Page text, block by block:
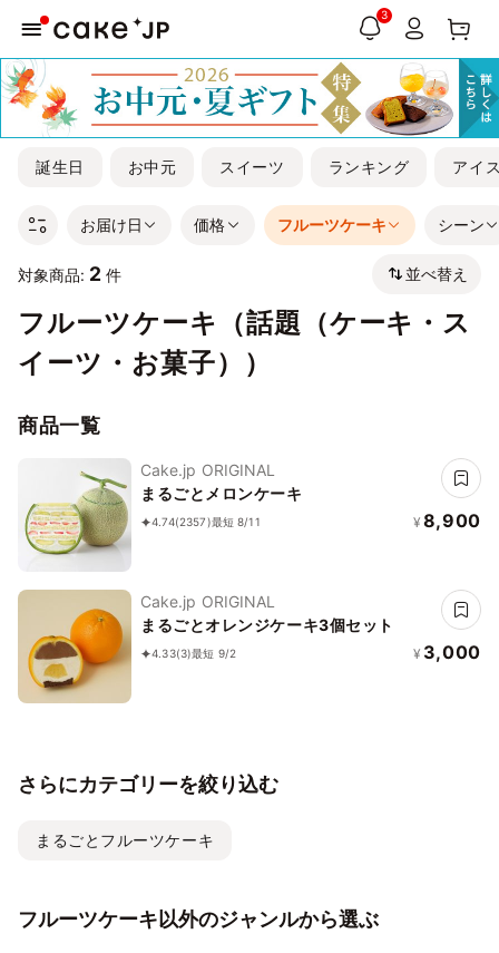
3
誕生日 お中元 スイーツ ランキング アイ
お届け日 価格 フルーツケーキ シーン
対象商品: 2 件 並べ替え
フルーツケーキ（話題（ケーキ・ス
イーツ・お菓子））
商品一覧
Cake.jp ORIGINAL
まるごとメロンケーキ
4.74(2357)最短 8/11 ¥ 8,900
Cake.jp ORIGINAL
まるごとオレンジケーキ3個セット
4.33(3)最短 9/2 ¥ 3,000
さらにカテゴリーを絞り込む
まるごとフルーツケーキ
フルーツケーキ以外のジャンルから選ぶ